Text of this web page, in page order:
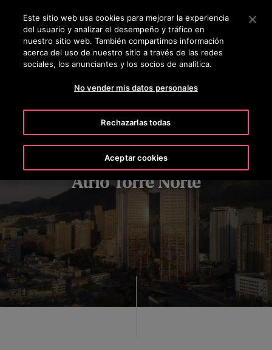
Pulse Intro para saltar al contenido principal
BUSCAR
Atrio Torre Norte
Este sitio web usa cookies para mejorar la experiencia
del usuario y analizar el desempeño y tráfico en
nuestro sitio web. También compartimos información
acerca del uso de nuestro sitio a través de las redes
sociales, los anunciantes y los socios de analítica.
No vender mis datos personales
Rechazarlas todas
Aceptar cookies